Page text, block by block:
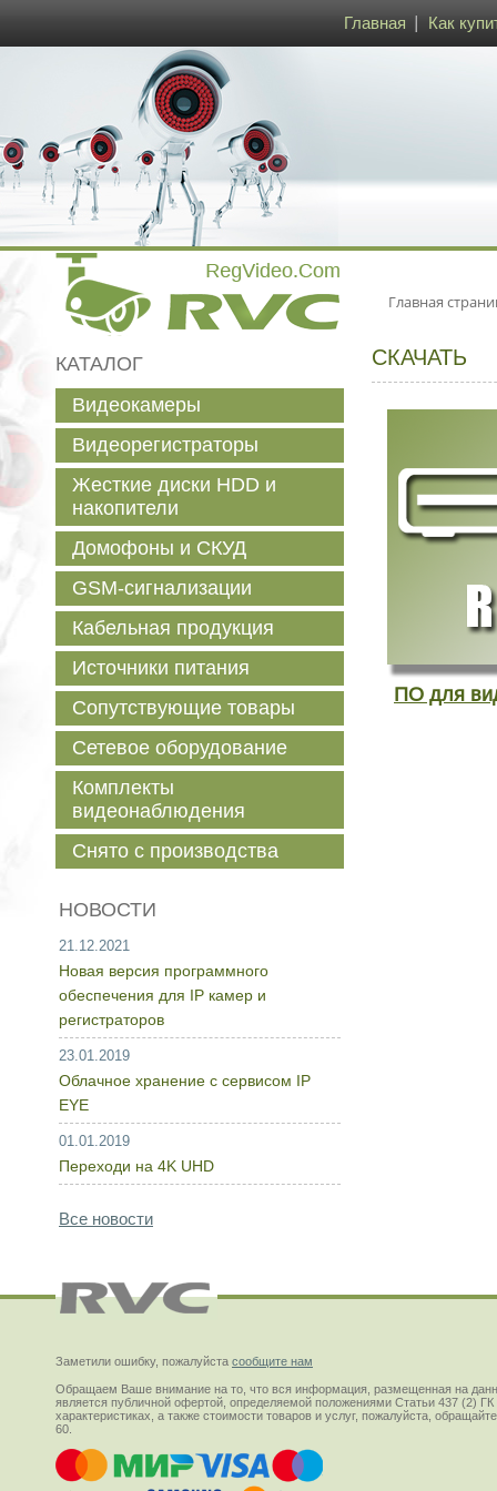
Главная Как
Главная
СКАЧАТЬ
ПО для
КАТАЛОГ
Видеокамеры
Видеорегистраторы
Жесткие диски HDD и
накопители
Домофоны и СКУД
GSM-сигнализации
Кабельная продукция
Источники питания
Сопутствующие товары
Сетевое оборудование
Комплекты
видеонаблюдения
Снято с производства
НОВОСТИ
21.12.2021
Новая версия программного
обеспечения для IP камер и
регистраторов
23.01.2019
Облачное хранение с сервисом IP
EYE
01.01.2019
Переходи на 4K UHD
Все новости
Заметили ошибку, пожалуйста сообщите нам
Обращаем Ваше внимание на то, что вся информация, размещенная на
является публичной офертой, определяемой положениями Статьи 437 (2)
характеристиках, а также стоимости товаров и услуг, пожалуйста,
60.